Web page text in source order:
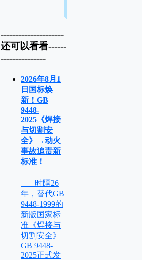
---------------------
还可以看看------
---------------
2026年8月1
日国标焕
新！GB
9448-
2025《焊接
与切割安
全》→动火
事故追责新
标准！
时隔26
年，替代GB
9448-1999的
新版国家标
准《焊接与
切割安全》
GB 9448-
2025正式发